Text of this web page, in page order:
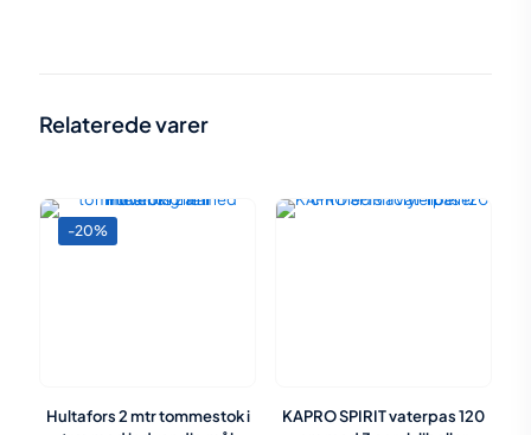
Relaterede varer
-20%
Hultafors 2 mtr tommestok i
KAPRO SPIRIT vaterpas 120